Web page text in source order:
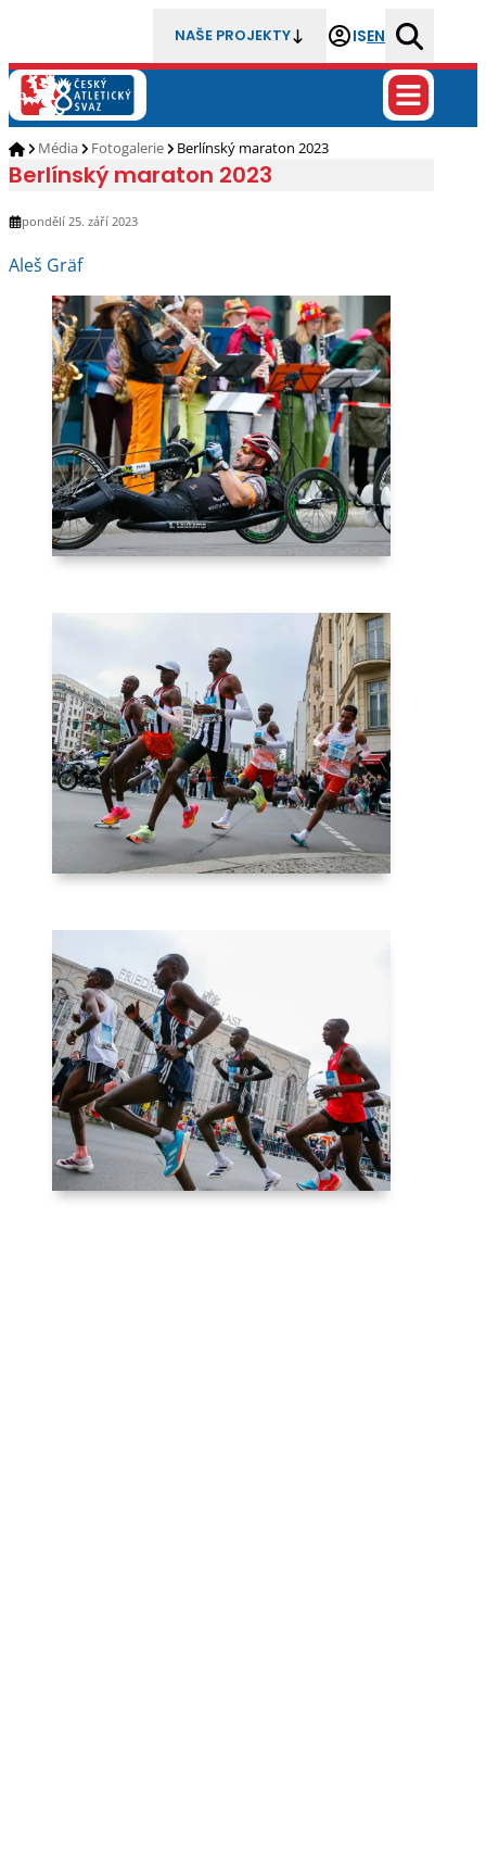
NAŠE PROJEKTY ISEN
Média Fotogalerie Berlínský maraton 2023
Berlínský maraton 2023
pondělí 25. září 2023
Aleš Gräf